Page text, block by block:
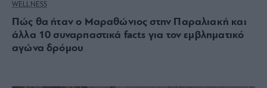
WELLNESS
Πώς θα ήταν ο Μαραθώνιος στην Παραλιακή και
άλλα 10 συναρπαστικά facts για τον εμβληματικό
αγώνα δρόμου